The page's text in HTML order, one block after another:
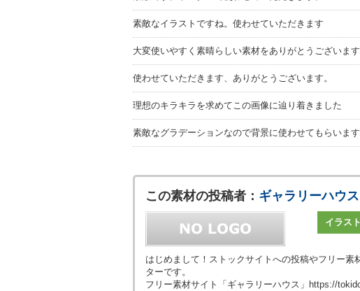
素敵なイラストですね。使わせていただきます
大変使いやすく素晴らしい素材をありがとうございます
使わせていただきます、ありがとうございます。
理想のキラキラを求めてこの画像に辿り着きました
素敵なグラデーションなので背景に使わせてもらいます
この素材の投稿者： ギャラリーハウス
イラス
はじめまして！ストックサイトへの投稿やフリー
ターです。
フリー素材サイト「ギャラリーハウス」https://